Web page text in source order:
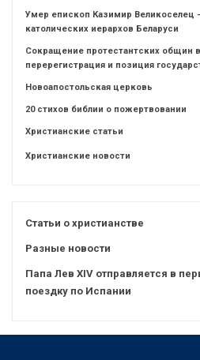
Умер епископ Казимир Великоселец
католических иерархов Беларуси
Сокращение протестантских общин
перерегистрация и позиция
Новоапостольская церковь
20 стихов библии о пожертвовании
Христианские статьи
Христианские новости
Статьи о христианстве
Разные новости
Папа Лев XIV отправляется в
поездку по Испании